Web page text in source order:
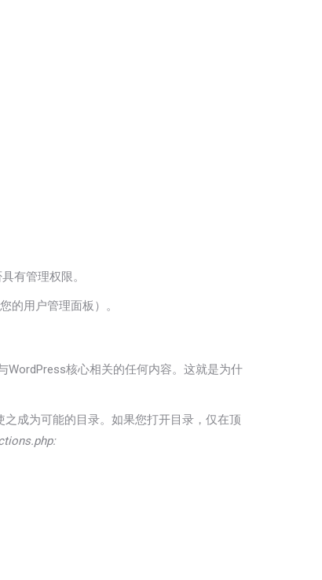
有管理权限。
的用户管理面板）。
WordPress核心相关的任何内容。这就是为什
成为可能的目录。如果您打开目录，仅在顶